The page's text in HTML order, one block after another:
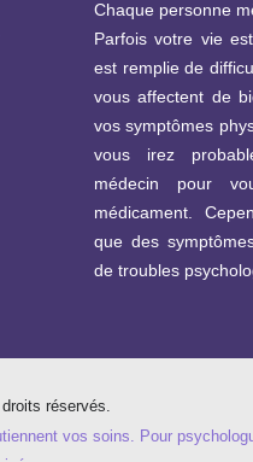
Chaque personne
Parfois votre vie
est remplie de
vous affectent de
vos symptômes
vous irez
médecin pour
médicament.
que des
de troubles
droits réservés.
vos soins. Pour